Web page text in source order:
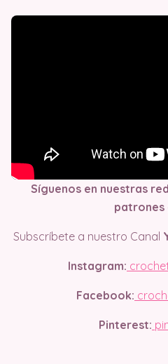
Síguenos en nuestras
patrones
Subscríbete a nuestro Canal
Instagram:
Facebook:
Pinterest: